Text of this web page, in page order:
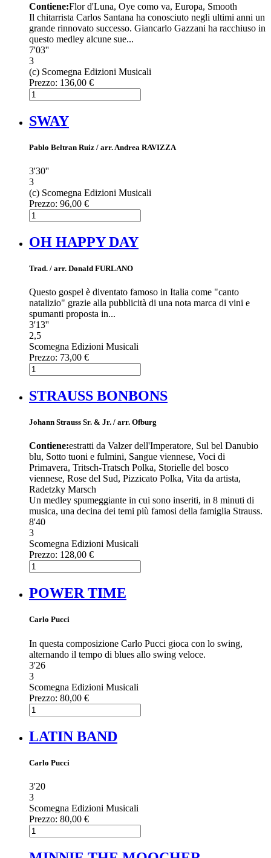
Contiene:Flor d'Luna, Oye como va, Europa, Smooth
Il chitarrista Carlos Santana ha conosciuto negli ultimi anni un
grande rinnovato successo. Giancarlo Gazzani ha racchiuso in
questo medley alcune sue...
7'03''
3
(c) Scomegna Edizioni Musicali
Prezzo: 136,00 €
SWAY
Pablo Beltran Ruiz / arr. Andrea RAVIZZA
3'30''
3
(c) Scomegna Edizioni Musicali
Prezzo: 96,00 €
OH HAPPY DAY
Trad. / arr. Donald FURLANO
Questo gospel è diventato famoso in Italia come "canto
natalizio" grazie alla pubblicità di una nota marca di vini e
spumanti proposta in...
3'13''
2,5
Scomegna Edizioni Musicali
Prezzo: 73,00 €
STRAUSS BONBONS
Johann Strauss Sr. & Jr. / arr. Ofburg
Contiene:estratti da Valzer dell'Imperatore, Sul bel Danubio
blu, Sotto tuoni e fulmini, Sangue viennese, Voci di
Primavera, Tritsch-Tratsch Polka, Storielle del bosco
viennese, Rose del Sud, Pizzicato Polka, Vita da artista,
Radetzky Marsch
Un medley spumeggiante in cui sono inseriti, in 8 minuti di
musica, una decina dei temi più famosi della famiglia Strauss.
8'40
3
Scomegna Edizioni Musicali
Prezzo: 128,00 €
POWER TIME
Carlo Pucci
In questa composizione Carlo Pucci gioca con lo swing,
alternando il tempo di blues allo swing veloce.
3'26
3
Scomegna Edizioni Musicali
Prezzo: 80,00 €
LATIN BAND
Carlo Pucci
3'20
3
Scomegna Edizioni Musicali
Prezzo: 80,00 €